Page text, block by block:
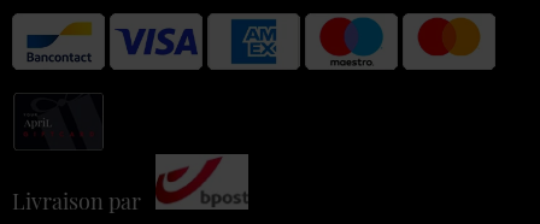
Livraison par